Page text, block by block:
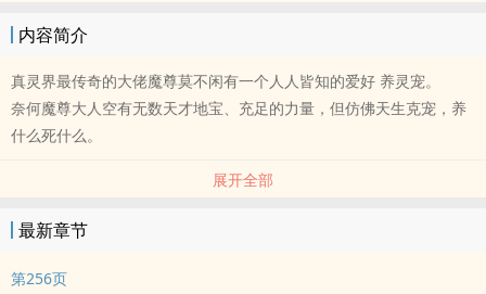
内容简介
真灵界最传奇的大佬魔尊莫不闲有一个人人皆知的爱好 养灵宠。
奈何魔尊大人空有无数天才地宝、充足的力量，但仿佛天生克宠，养
什么死什么。
展开全部
最新章节
第256页